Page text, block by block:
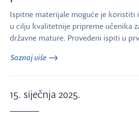
Ispitne materijale moguće je koristiti
u cilju kvalitetnije pripreme učenika
državne mature. Provedeni ispiti u
Saznaj više
15. siječnja 2025.